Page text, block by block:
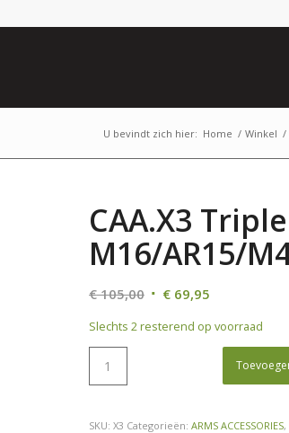
U bevindt zich hier: Home / Winkel /
CAA.X3
M16/AR15/
€105,00 Oorspronkelijke
was:
€69,95Huidige
is:
€ 69,95.
Slechts 2 resterend op voorraad
SKU: X3 Categorieën: ARMS ACCESSORIES,